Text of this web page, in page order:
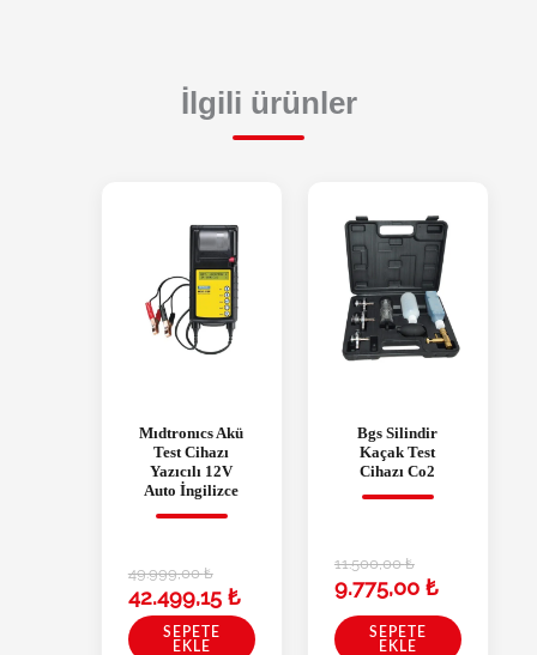
İlgili ürünler
Mıdtronıcs Akü
Test Cihazı
Yazıcılı 12V
Auto İngilizce
49.999,00₺
42.499,15 ₺
SEPETE
EKLE
Bgs Silindir
Kaçak Test
Cihazı Co2
11.500,00₺
9.775,00 ₺
SEPETE
EKLE